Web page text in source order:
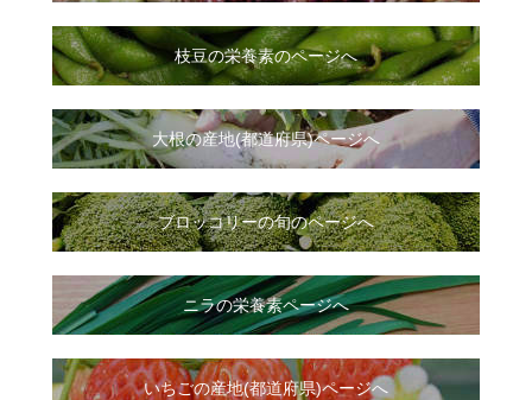
枝豆の栄養素のページへ
大根の産地(都道府県)ページへ
ブロッコリーの旬のページへ
ニラの栄養素ページへ
いちごの産地(都道府県)ページへ